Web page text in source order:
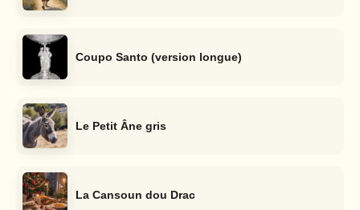
Coupo Santo (version longue)
Le Petit Âne gris
La Cansoun dou Drac